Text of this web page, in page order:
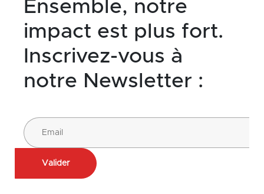
Ensemble, notre
impact est plus fort.
Inscrivez-vous à
notre Newsletter :